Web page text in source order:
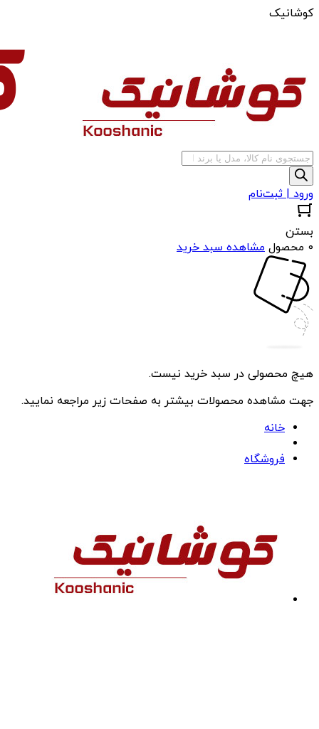
کوشانیک
جستجوی
محصولات
ورود | ثبت‌نام
بستن
0 محصول
مشاهده سبد خرید
هیچ محصولی در سبد خرید نیست.
جهت مشاهده محصولات بیشتر به صفحات زیر مراجعه نمایید.
خانه
فروشگاه